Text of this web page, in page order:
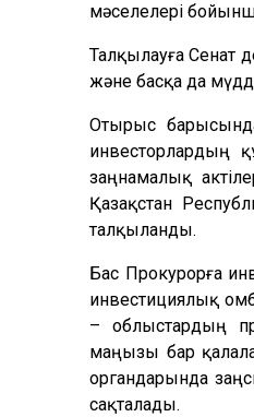
мәселелері
Талқылауға Сенат
және басқа да
Отырыс
инвесторлардың
заңнамалық
Қазақстан
талқыланды.
Бас Прокурорға
инвестициялық
– облыстардың
маңызы бар
органдарында
сақталады.